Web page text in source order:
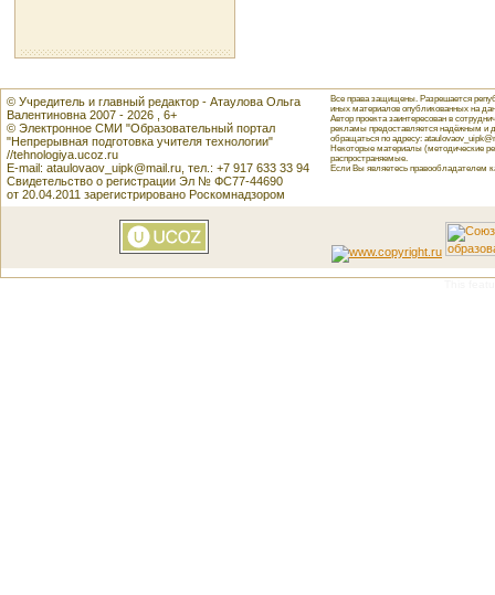
© Учредитель и главный редактор - Атаулова Ольга
Валентиновна 2007 - 2026 , 6+
© Электронное СМИ "Образовательный портал
"Непрерывная подготовка учителя технологии"
//tehnologiya.ucoz.ru
E-mail: ataulovaov_uipk@mail.ru, тел.: +7 917 633 33 94
Свидетельство о регистрации Эл № ФС77-44690
от 20.04.2011 зарегистрировано Роскомнадзором
Все права защищены. Разрешается
иных материалов опубликованных на
Автор проекта заинтересован в
рекламы предоставляется надёжным и
обращаться по адресу:
Некоторые материалы (методические
распространяемые.
Если Вы являетесь правообладателем